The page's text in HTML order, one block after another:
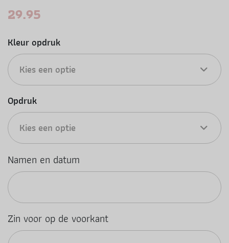
29.95
Kleur opdruk
Kies een optie
Opdruk
Kies een optie
Namen en datum
Zin voor op de voorkant